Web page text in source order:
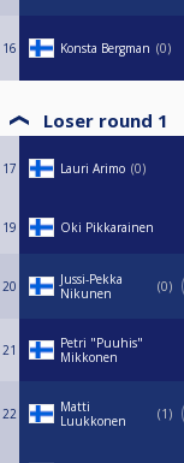
16 Konsta Bergman 0
Loser round 1
17 Lauri Arimo 0
19 Oki Pikkarainen
20
Jussi-Pekka
Nikunen
0
21
Petri "Puuhis"
Mikkonen
22
Matti
Luukkonen
1